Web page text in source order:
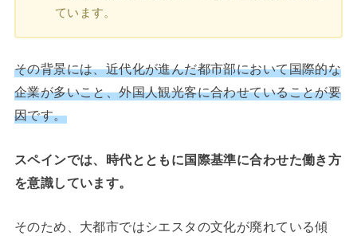
ています。
その背景には、近代化が進んだ都市部において国際的な
企業が多いこと、外国人観光客に合わせていることが要
因です。
スペインでは、時代とともに国際基準に合わせた働き方
を意識しています。
そのため、大都市ではシエスタの文化が廃れている傾